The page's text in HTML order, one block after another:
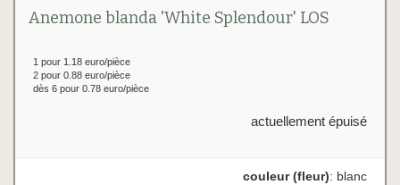
Anemone blanda 'White Splendour' LOS
1 pour 1.18 euro/pièce
2 pour 0.88 euro/pièce
dès 6 pour 0.78 euro/pièce
actuellement épuisé
couleur (fleur): blanc